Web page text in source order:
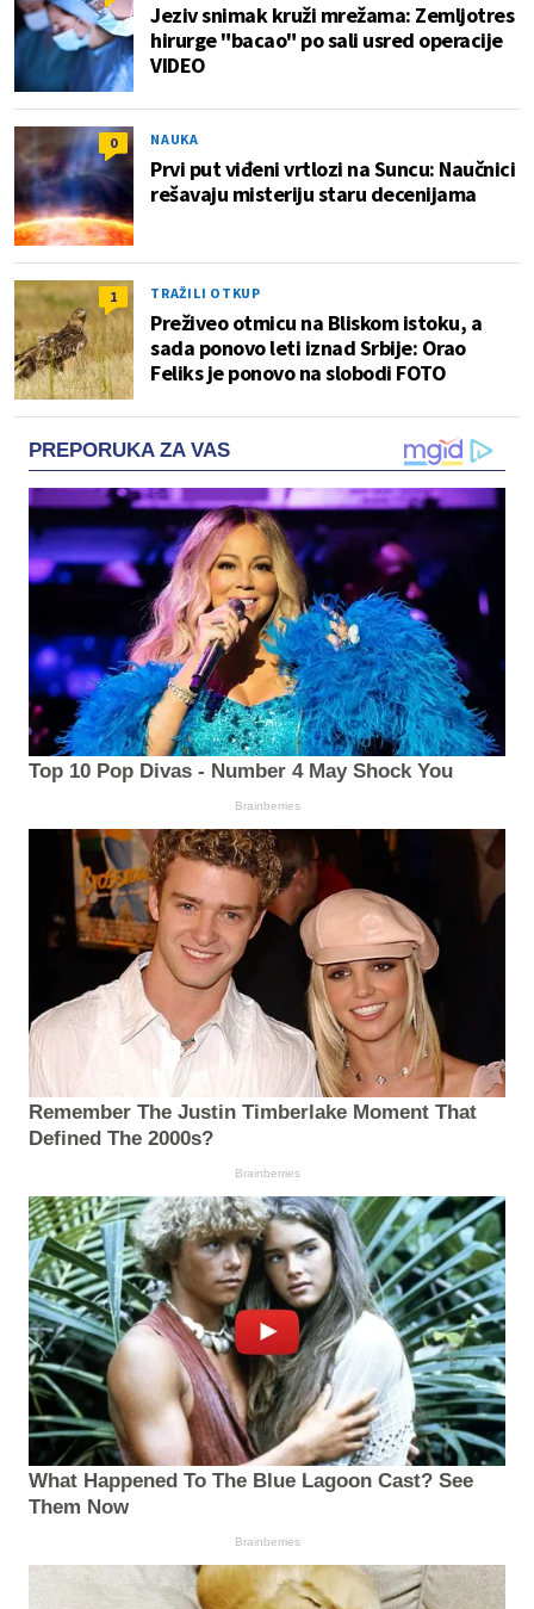
Jeziv snimak kruži mrežama: Zemljotres
hirurge "bacao" po sali usred operacije
VIDEO
0 NAUKA
Prvi put viđeni vrtlozi na Suncu: Naučnici
rešavaju misteriju staru decenijama
1 TRAŽILI OTKUP
Preživeo otmicu na Bliskom istoku, a
sada ponovo leti iznad Srbije: Orao
Feliks je ponovo na slobodi FOTO
PREPORUKA ZA VAS
Top 10 Pop Divas - Number 4 May Shock You
Brainberries
Remember The Justin Timberlake Moment That
Defined The 2000s?
Brainberries
What Happened To The Blue Lagoon Cast? See
Them Now
Brainberries